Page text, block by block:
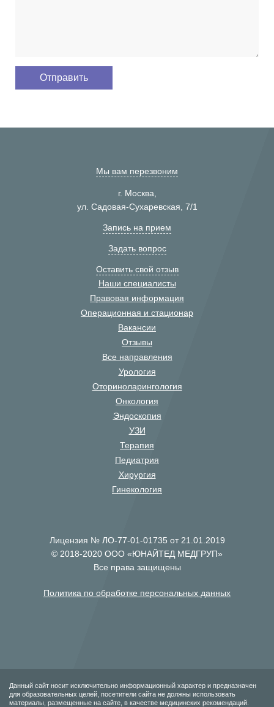
Мы вам перезвоним
г. Москва,
ул. Садовая-Сухаревская, 7/1
Запись на прием
Задать вопрос
Оставить свой отзыв
Наши специалисты
Правовая информация
Операционная и стационар
Вакансии
Отзывы
Все направления
Урология
Оториноларингология
Онкология
Эндоскопия
УЗИ
Терапия
Педиатрия
Хирургия
Гинекология
Лицензия № ЛО-77-01-01735 от 21.01.2019
© 2018-2020 ООО «ЮНАЙТЕД МЕДГРУП»
Все права защищены
Политика по обработке персональных данных
Данный сайт носит исключительно информационный характер и предназначен
для образовательных целей, посетители сайта не должны использовать
материалы, размещенные на сайте, в качестве медицинских рекомендаций.